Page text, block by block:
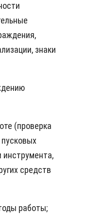
знаки
(проверка
инструмента,
средств
работы;